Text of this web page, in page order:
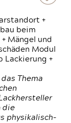
+
beim
Mängel und
Modul
Lackierung +
Thema
die
physikalisch-